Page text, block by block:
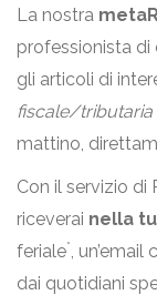
La nostra
professionista di
gli articoli di
fiscale/tributaria
mattino,
Con il servizio di
riceverai nella
feriale*,
dai quotidiani